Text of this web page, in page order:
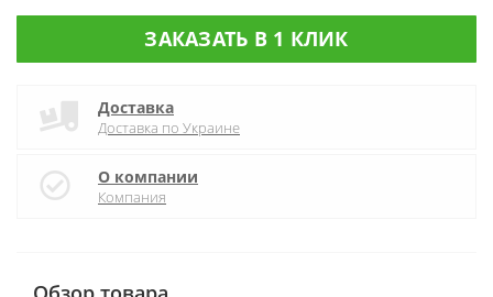
ЗАКАЗАТЬ В 1 КЛИК
Доставка
Доставка по Украине
О компании
Компания